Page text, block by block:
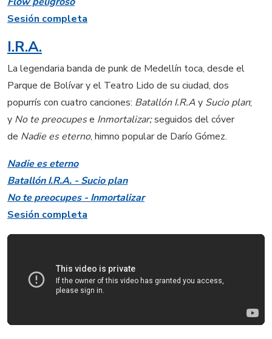
Sesión completa
I.R.A.
La legendaria banda de punk de Medellín toca, desde el
Parque de Bolívar y el Teatro Lido de su ciudad, dos
popurrís con cuatro canciones: Batallón I.R.Ay Sucio plan;
y No te preocupese Inmortalizar;seguidos del cóver
de Nadie es eterno, himno popular de Darío Gómez.
Nadie es eterno
Batallón I.R.A. - Sucio plan
No te preocupes - Inmortalizar
Sesión completa